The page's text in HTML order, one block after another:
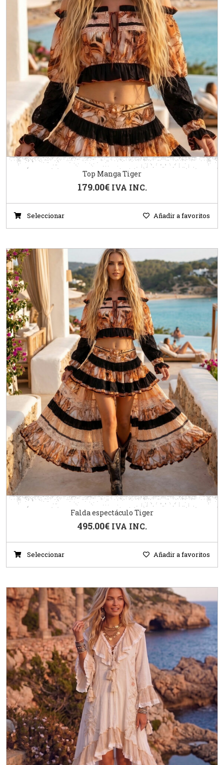
Top Manga Tiger
179.00€ IVA INC.
Seleccionar Añadir a favoritos
Falda espectáculo Tiger
495.00€ IVA INC.
Seleccionar Añadir a favoritos